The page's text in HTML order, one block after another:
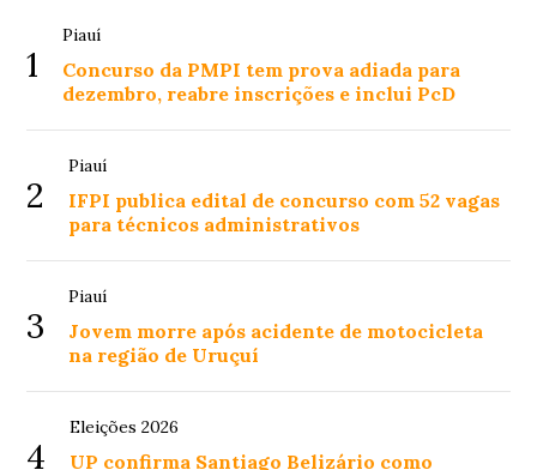
1
Piauí
Concurso da PMPI tem prova adiada para
dezembro, reabre inscrições e inclui PcD
2
Piauí
IFPI publica edital de concurso com 52 vagas
para técnicos administrativos
3
Piauí
Jovem morre após acidente de motocicleta
na região de Uruçuí
4
Eleições 2026
UP confirma Santiago Belizário como